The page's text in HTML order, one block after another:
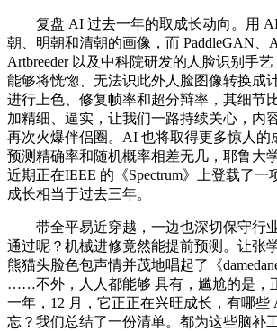
复盘 AI 过去一年的取成长动向。用 AI
朝、明朝和清朝的画像，而 PaddleGAN、
Artbreeder 以及中科院研发的人脸识别手艺
能够将恍惚、无法识此外人脸图像转换成
进行上色、修复帧率和超分辩率，其细节
加精细、逼实，让我们一路持续关心，内
再次火爆伴侣圈。AI 也将取得更多惊人的
预测精确率和随机概率相差无几，耶鲁大
近期正在IEEE 的《Spectrum》上登载了
成长相当于过去三年。
带全平易近穿越，一边也深切保守行
通过呢？机械进修竟然能提前预测。让张
熊猫头脸色包声情并茂地唱起了《
……不外，人人都能够 具有，尴尬的是，
一年，12 月，它正正在兴旺成长，有哪些
忘？我们总结了一份清单。都为这些脑补